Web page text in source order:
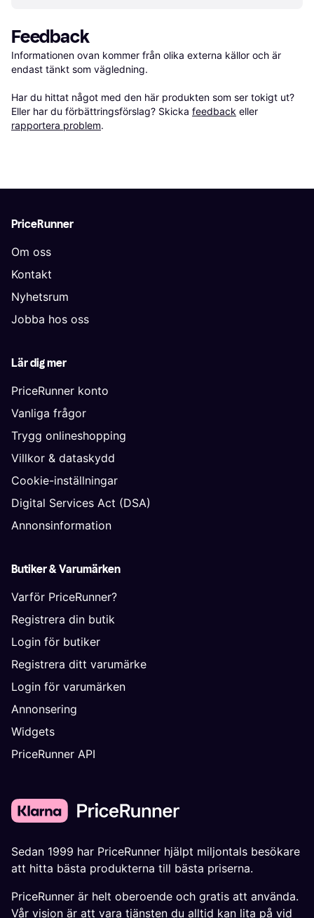
Feedback
Informationen ovan kommer från olika externa källor och är
endast tänkt som vägledning.
Har du hittat något med den här produkten som ser tokigt ut?
Eller har du förbättringsförslag? Skicka feedback eller
rapportera problem.
PriceRunner
Om oss
Kontakt
Nyhetsrum
Jobba hos oss
Lär dig mer
PriceRunner konto
Vanliga frågor
Trygg onlineshopping
Villkor & dataskydd
Cookie-inställningar
Digital Services Act (DSA)
Annonsinformation
Butiker & Varumärken
Varför PriceRunner?
Registrera din butik
Login för butiker
Registrera ditt varumärke
Login för varumärken
Annonsering
Widgets
PriceRunner API
Sedan 1999 har PriceRunner hjälpt miljontals besökare
att hitta bästa produkterna till bästa priserna.
PriceRunner är helt oberoende och gratis att använda.
Vår vision är att vara tjänsten du alltid kan lita på vid